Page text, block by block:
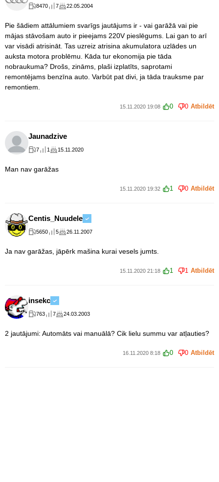
8470 7 22.05.2004
Pie šādiem attālumiem svarīgs jautājums ir - vai garāžā vai pie
mājas stāvošam auto ir pieejams 220V pieslēgums. Lai gan to arī
var visādi atrisināt. Tas uzreiz atrisina akumulatora uzlādes un
auksta motora problēmu. Kāda tur ekonomija pie tāda
nobraukuma? Drošs, zināms, plaši izplatīts, saprotami
remontējams benzīna auto. Varbūt pat divi, ja tāda trauksme par
remontiem.
15.11.2020 19:08 0 0 Atbildēt
Jaunadzive
7 1 15.11.2020
Man nav garāžas
15.11.2020 19:32 1 0 Atbildēt
Centis_Nuudele
5650 5 26.11.2007
Ja nav garāžas, jāpērk mašina kurai vesels jumts.
15.11.2020 21:18 1 1 Atbildēt
insekc
763 7 24.03.2003
2 jautājumi: Automāts vai manuālā? Cik lielu summu var atļauties?
16.11.2020 8:18 0 0 Atbildēt